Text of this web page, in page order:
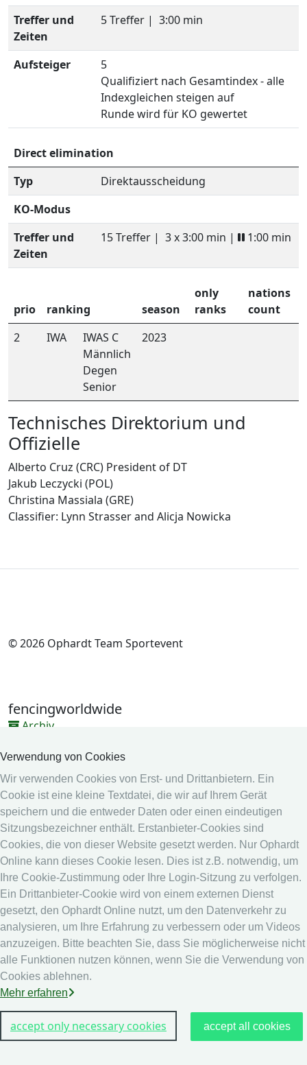
Verwendung von Cookies
Wir verwenden Cookies von Erst- und Drittanbietern. Ein
Cookie ist eine kleine Textdatei, die wir auf Ihrem Gerät
speichern und die entweder Daten oder einen eindeutigen
Sitzungsbezeichner enthält. Erstanbieter-Cookies sind
Cookies, die von dieser Website gesetzt werden. Nur Ophardt
Online kann dieses Cookie lesen. Dies ist z.B. notwendig, um
Ihre Cookie-Zustimmung oder Ihre Login-Sitzung zu verfolgen.
Ein Drittanbieter-Cookie wird von einem externen Dienst
gesetzt, den Ophardt Online nutzt, um den Datenverkehr zu
analysieren, um Ihre Erfahrung zu verbessern oder um Videos
anzuzeigen. Bitte beachten Sie, dass Sie möglicherweise nicht
alle Funktionen nutzen können, wenn Sie die Verwendung von
Cookies ablehnen.
Mehr erfahren
accept only necessary cookies accept all cookies
Treffer und
Zeiten
5 Treffer | 3:00 min
Aufsteiger
5
Qualifiziert nach Gesamtindex - alle
Indexgleichen steigen auf
Runde wird für KO gewertet
Direct elimination
Typ
Direktausscheidung
KO-Modus
Treffer und
Zeiten
15 Treffer | 3 x 3:00 min | 1:00 min
prio ranking season
only
ranks
nations
count
2
IWA
IWAS C
Männlich
Degen
Senior
2023
Technisches Direktorium und
Offizielle
Alberto Cruz (CRC) President of DT
Jakub Leczycki (POL)
Christina Massiala (GRE)
Classifier: Lynn Strasser and Alicja Nowicka
© 2026 Ophardt Team Sportevent
fencingworldwide
Archiv
Online System
Online System
Kalender
Rangliste
Rechtshinweis
Datenschutz
Impressum
andere
Live Ergebnisse: Fechten